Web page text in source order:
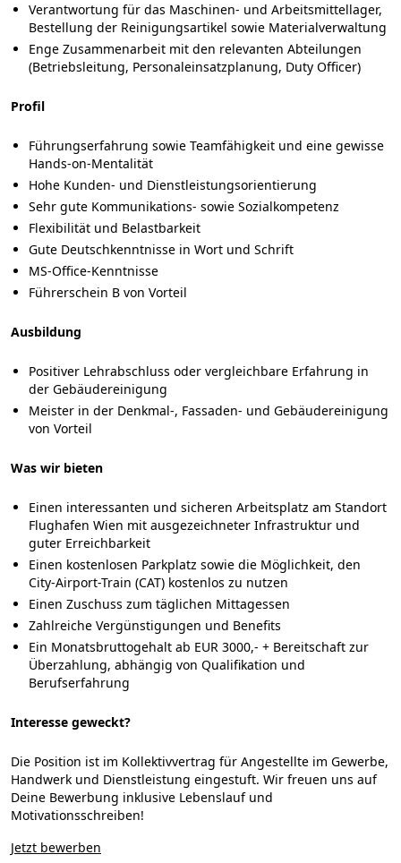
Verantwortung für das Maschinen- und Arbeitsmittellager,
Bestellung der Reinigungsartikel sowie Materialverwaltung
Enge Zusammenarbeit mit den relevanten Abteilungen
(Betriebsleitung, Personaleinsatzplanung, Duty Officer)
Profil
Führungserfahrung sowie Teamfähigkeit und eine gewisse
Hands-on-Mentalität
Hohe Kunden- und Dienstleistungsorientierung
Sehr gute Kommunikations- sowie Sozialkompetenz
Flexibilität und Belastbarkeit
Gute Deutschkenntnisse in Wort und Schrift
MS-Office-Kenntnisse
Führerschein B von Vorteil
Ausbildung
Positiver Lehrabschluss oder vergleichbare Erfahrung in
der Gebäudereinigung
Meister in der Denkmal-, Fassaden- und Gebäudereinigung
von Vorteil
Was wir bieten
Einen interessanten und sicheren Arbeitsplatz am Standort
Flughafen Wien mit ausgezeichneter Infrastruktur und
guter Erreichbarkeit
Einen kostenlosen Parkplatz sowie die Möglichkeit, den
City-Airport-Train (CAT) kostenlos zu nutzen
Einen Zuschuss zum täglichen Mittagessen
Zahlreiche Vergünstigungen und Benefits
Ein Monatsbruttogehalt ab EUR 3000,- + Bereitschaft zur
Überzahlung, abhängig von Qualifikation und
Berufserfahrung
Interesse geweckt?
Die Position ist im Kollektivvertrag für Angestellte im Gewerbe,
Handwerk und Dienstleistung eingestuft. Wir freuen uns auf
Deine Bewerbung inklusive Lebenslauf und
Motivationsschreiben!
Jetzt bewerben